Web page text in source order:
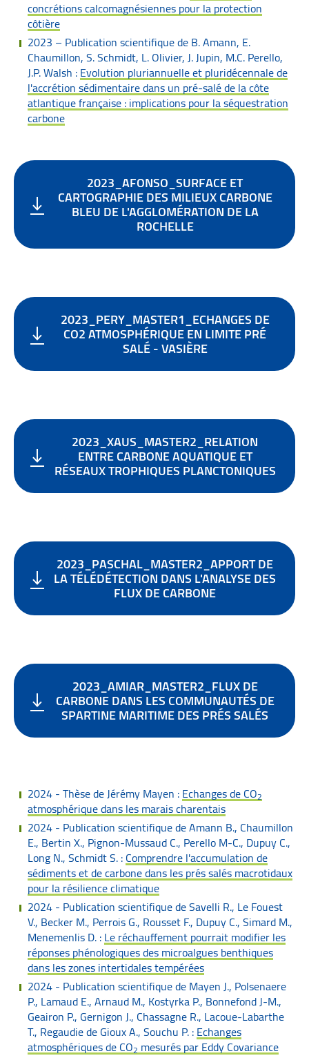
concrétions calcomagnésiennes pour la protection
côtière
2023 – Publication scientifique de B. Amann, E.
Chaumillon, S. Schmidt, L. Olivier, J. Jupin, M.C. Perello,
J.P. Walsh :Evolution pluriannuelle et pluridécennale de
l'accrétion sédimentaire dans un pré-salé de la côte
atlantique française : implications pour la séquestration
carbone
2023_AFONSO_SURFACE ET
CARTOGRAPHIE DES MILIEUX CARBONE
BLEU DE L'AGGLOMÉRATION DE LA
ROCHELLE
2023_PERY_MASTER1_ECHANGES DE
CO2 ATMOSPHÉRIQUE EN LIMITE PRÉ
SALÉ - VASIÈRE
2023_XAUS_MASTER2_RELATION
ENTRE CARBONE AQUATIQUE ET
RÉSEAUX TROPHIQUES PLANCTONIQUES
2023_PASCHAL_MASTER2_APPORT DE
LA TÉLÉDÉTECTION DANS L'ANALYSE DES
FLUX DE CARBONE
2023_AMIAR_MASTER2_FLUX DE
CARBONE DANS LES COMMUNAUTÉS DE
SPARTINE MARITIME DES PRÉS SALÉS
2024 - Thèse de Jérémy Mayen :Echanges de CO2
atmosphérique dans les marais charentais
2024 - Publication scientifique de Amann B., Chaumillon
E., Bertin X., Pignon-Mussaud C., Perello M-C., Dupuy C.,
Long N., Schmidt S. :Comprendre l'accumulation de
sédiments et de carbone dans les prés salés macrotidaux
pour la résilience climatique
2024 - Publication scientifique de Savelli R., Le Fouest
V., Becker M., Perrois G., Rousset F., Dupuy C., Simard M.,
Menemenlis D. :Le réchauffement pourrait modifier les
réponses phénologiques des microalgues benthiques
dans les zones intertidales tempérées
2024 - Publication scientifique de Mayen J., Polsenaere
P., Lamaud E., Arnaud M., Kostyrka P., Bonnefond J-M.,
Geairon P., Gernigon J., Chassagne R., Lacoue-Labarthe
T., Regaudie de Gioux A., Souchu P. :Echanges
atmosphériques de CO2mesurés par Eddy Covariance